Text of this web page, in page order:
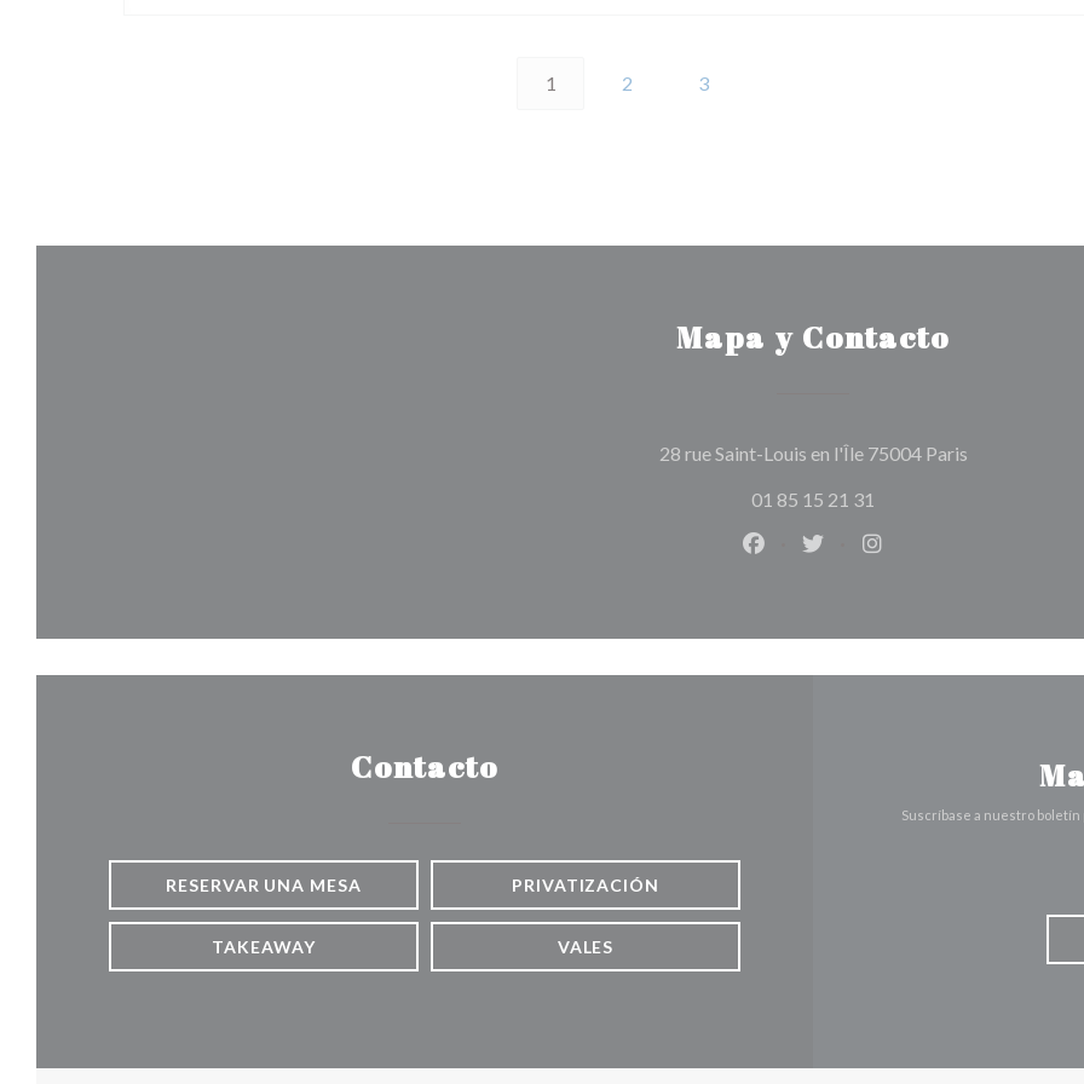
1 2 3
Mapa y Contacto
28 rue Saint-Louis en l'Île 75004 Paris((abre en una
01 85 15 21 31
Facebook ((abre en una nueva
Twitter ((abre en una nueva
Instagram ((abre en
Contacto
RESERVAR UNA MESA PRIVATIZACIÓN
TAKEAWAY VALES
Suscríbase a nuestro